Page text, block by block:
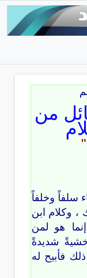
من
سلفاً وخلفاً
وكلام ابن
هو لمن
شديدةً
فأبيح له